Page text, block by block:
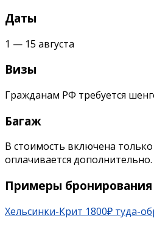
Даты
1 — 15 августа
Визы
Гражданам РФ требуется
Багаж
В стоимость включена
оплачивается дополнительно.
Примеры бронирования
Хельсинки-Крит 1800₽ туда-